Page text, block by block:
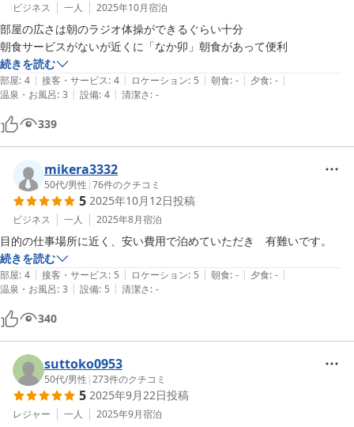
ビジネス 一人 2025年10月宿泊
部屋の広さは朝のラジオ体操ができるぐらい十分
朝食サービスがないが近くに「なか卯」朝食があって便利
続きを読む
部屋: 4 | 接客・サービス: 4 | ロケーション: 5 | 朝食: - | 夕食: - |
温泉・お風呂: 3 | 設備: 4 | 清潔さ: -
339
mikera3332
50代/男性 |76件のクチコミ
5 2025年10月12日投稿
ビジネス 一人 2025年8月宿泊
目的の仕事場所に近く、安い費用で泊めていただき　有難いです。
続きを読む
部屋: 4 | 接客・サービス: 5 | ロケーション: 5 | 朝食: - | 夕食: - |
温泉・お風呂: 3 | 設備: 5 | 清潔さ: -
340
suttoko0953
50代/男性 |273件のクチコミ
5 2025年9月22日投稿
レジャー 一人 2025年9月宿泊